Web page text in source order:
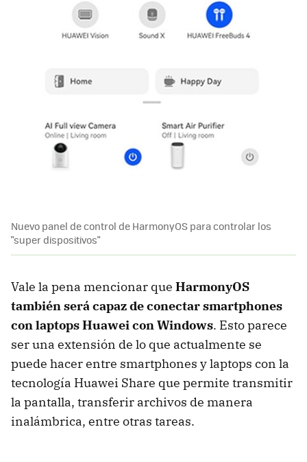
Nuevo panel de control de HarmonyOS para controlar los
"super dispositivos"
Vale la pena mencionar que HarmonyOS
también será capaz de conectar smartphones
con laptops Huawei con Windows. Esto parece
ser una extensión de lo que actualmente se
puede hacer entre smartphones y laptops con la
tecnología Huawei Share que permite transmitir
la pantalla, transferir archivos de manera
inalámbrica, entre otras tareas.